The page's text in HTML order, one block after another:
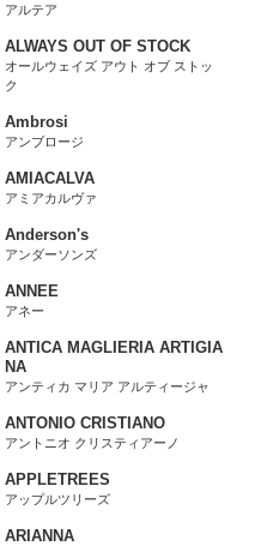
アルテア
ALWAYS OUT OF STOCK
オールウェイズ アウト オブ ストッ
ク
Ambrosi
アンブロージ
AMIACALVA
アミアカルヴァ
Anderson's
アンダーソンズ
ANNEE
アネー
ANTICA MAGLIERIA ARTIGIA
NA
アンティカ マリア アルティージャ
ANTONIO CRISTIANO
アントニオ クリスティアーノ
APPLETREES
アップルツリーズ
ARIANNA